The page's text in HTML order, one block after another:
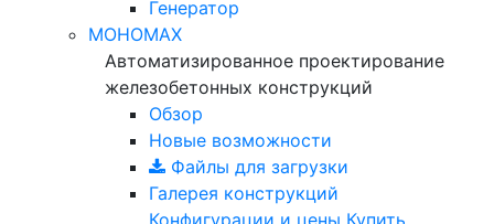
Генератор
МОНОМАХ
Автоматизированное проектирование
железобетонных конструкций
Обзор
Новые возможности
Файлы для загрузки
Галерея конструкций